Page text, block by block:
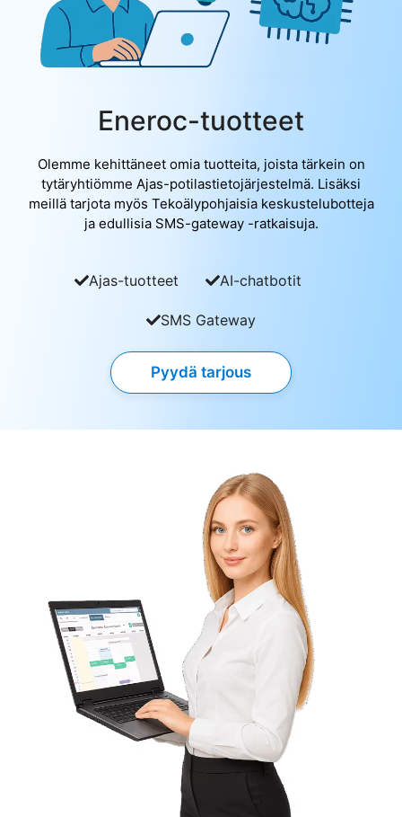
Eneroc-tuotteet
Olemme kehittäneet omia tuotteita, joista tärkein on
tytäryhtiömme Ajas-potilastietojärjestelmä. Lisäksi
meillä tarjota myös Tekoälypohjaisia keskustelubotteja
ja edullisia SMS-gateway -ratkaisuja.
Ajas-tuotteet AI-chatbotit
SMS Gateway
Pyydä tarjous